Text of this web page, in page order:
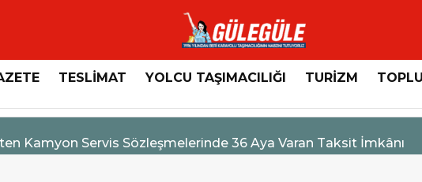
TESLİMAT YOLCU TAŞIMACILIĞI TURİZM
Kamyon Servis Sözleşmelerinde 36 Aya Varan Taksit İmkânı